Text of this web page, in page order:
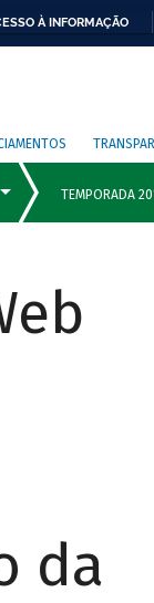
À INFORMAÇÃO
da